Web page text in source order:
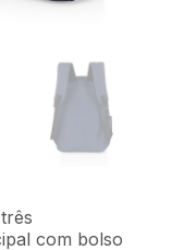
com bolso